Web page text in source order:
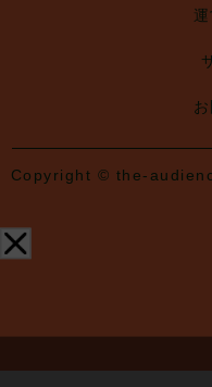
Copyright © the-